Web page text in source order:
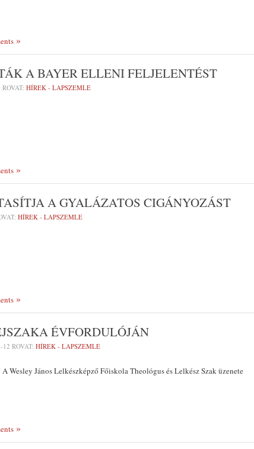
A BAYER ELLENI FELJELENTÉST
ROVAT: HÍREK - LAPSZEMLE
A GYALÁZATOS CIGÁNYOZÁST
HÍREK - LAPSZEMLE
ÉVFORDULÓJÁN
12 ROVAT: HÍREK - LAPSZEMLE
A Wesley János Lelkészképző Főiskola Theológus és Lelkész Szak üzenete